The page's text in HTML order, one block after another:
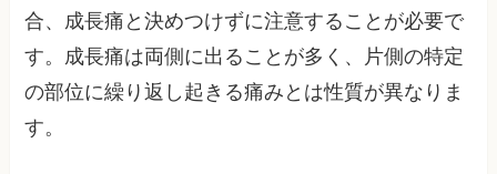
合、成長痛と決めつけずに注意することが必要で
す。成長痛は両側に出ることが多く、片側の特定
の部位に繰り返し起きる痛みとは性質が異なりま
す。